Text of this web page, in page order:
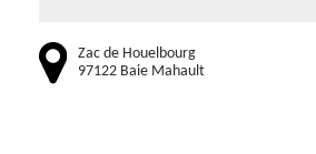
Zac de Houelbourg
97122 Baie Mahault